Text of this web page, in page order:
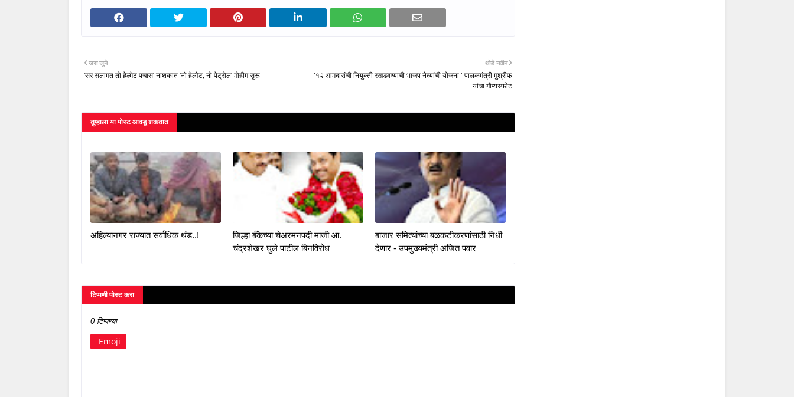
थोडे नवीन
'१२ आमदारांची नियुक्ती रखडवण्याची भाजप नेत्यांची योजना ' पालकमंत्री मुश्रीफ
यांचा गौप्यस्फोट
जरा जुने
‘सर सलामत तो हेल्मेट पचास’ नाशकात ‘नो हेल्मेट, नो पेट्रोल’ मोहीम सुरू
तुम्‍हाला या पोस्‍ट आवडू शकतात
अहिल्यानगर राज्यात सर्वाधिक थंड..!
जिल्हा बँकेच्या चेअरमनपदी माजी आ.
चंद्रशेखर घुले पाटील बिनविरोध
बाजार समित्यांच्या बळकटीकरणांसाठी निधी
देणार - उपमुख्यमंत्री अजित पवार
टिप्पणी पोस्ट करा
0 टिप्पण्या
Emoji